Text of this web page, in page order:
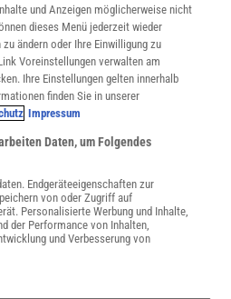
Shop und am Kiosk:
abonnieren
ANMELDEN!
und Anzeigen möglicherweise nicht
dieses Menü jederzeit wieder
ändern oder Ihre Einwilligung zu
Voreinstellungen verwalten am
Ihre Einstellungen gelten innerhalb
finden Sie in unserer
Impressum
Daten, um Folgendes
Endgeräteeigenschaften zur
von oder Zugriff auf
Personalisierte Werbung und Inhalte,
der Performance von Inhalten,
und Verbesserung von